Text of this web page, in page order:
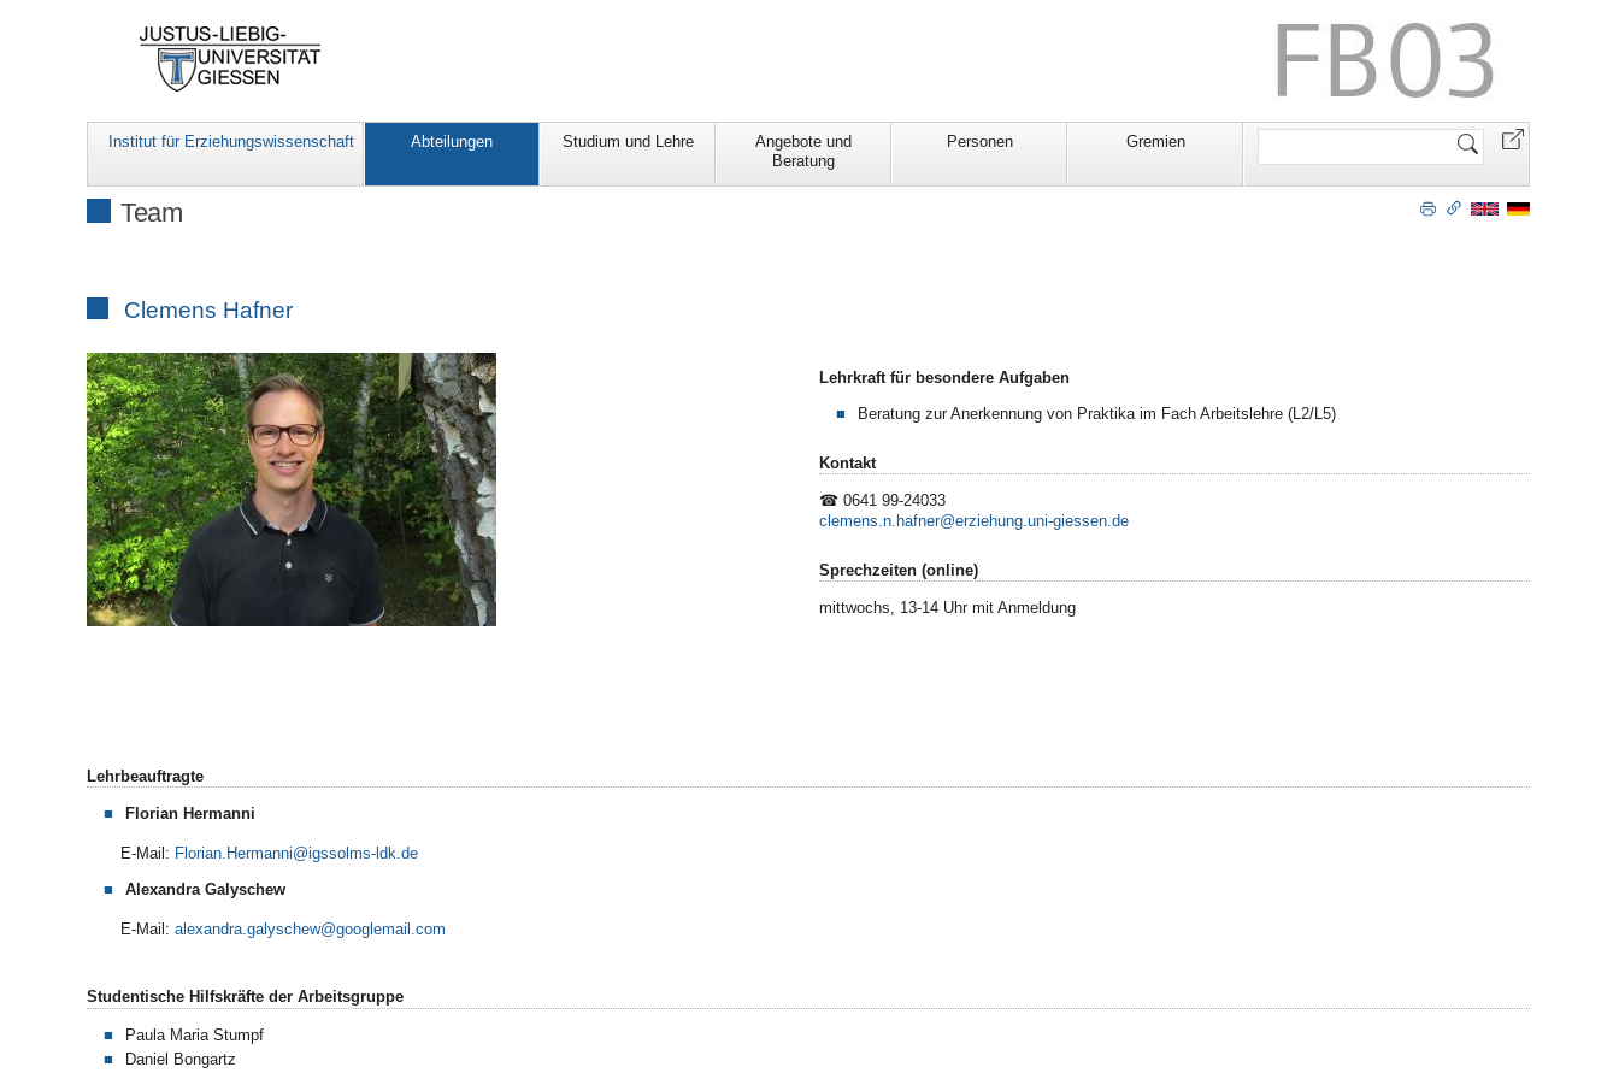
Institut für Erziehungswissenschaft Abteilungen Studium und Lehre
Angebote und
Beratung
Personen Gremien
Website
Team
Clemens Hafner
Lehrkraft für besondere Aufgaben
Beratung zur Anerkennung von Praktika im Fach Arbeitslehre (L2/L5)
Kontakt
☎ 0641 99-24033
clemens.n.hafner@erziehung.uni-giessen.de
Sprechzeiten (online)
mittwochs, 13-14 Uhr mit Anmeldung
Lehrbeauftragte
Florian Hermanni
E-Mail: Florian.Hermanni
Alexandra Galyschew
E-Mail: alexandra.galyschew
Studentische Hilfskräfte der Arbeitsgruppe
Paula Maria Stumpf
Daniel Bongartz